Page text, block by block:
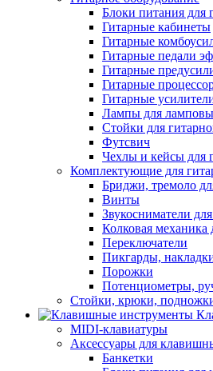
Блоки питания для
Гитарные кабинеты
Гитарные
Гитарные педали
Гитарные
Гитарные
Гитарные
Лампы для
Стойки для
Футсвич
Чехлы и кейсы для
Комплектующие для
Бриджи, тремоло
Винты
Звукосниматели
Колковая механика
Переключатели
Пикгарды,
Порожки
Потенциометры,
Стойки, крюки,
MIDI-клавиатуры
Аксессуары для
Банкетки